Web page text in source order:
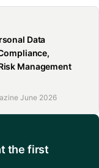
Data
Management
June 2026
the first